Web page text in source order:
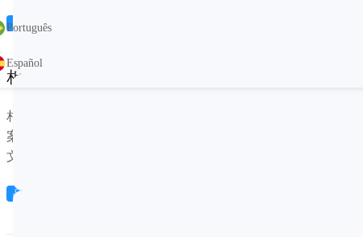
品牌活动
相关产品活动
相关活动的文案相关活动的文案相关活动的文案相关活动的文
案相关活动的文案相关活动的文案相关活动的文案相关活动的
文案相关活动。
品牌活动
Português
Español